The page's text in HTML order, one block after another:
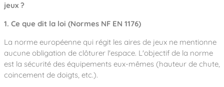
jeux ?
1. Ce que dit la loi (Normes NF EN 1176)
La norme européenne qui régit les aires de jeux ne mentionne
aucune obligation de clôturer l'espace. L'objectif de la norme
est la sécurité des équipements eux-mêmes (hauteur de chute,
coincement de doigts, etc.).